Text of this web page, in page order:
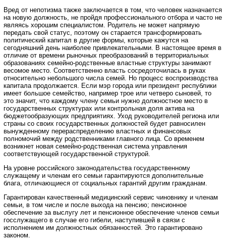
Вред от непотизма также заключается в том, что человек назначается
на новую должность, не пройдя профессионального отбора и часто не
являясь хорошим специалистом. Родитель не может напрямую
передать свой статус, поэтому он старается трансформировать
политический капитал в другие формы, которые кажутся на
сегодняшний день наиболее привлекательными. В настоящее время в
отличие от времени рыночных преобразований в территориальных
образованиях семейно-родственные властные структуры занимают
весомое место. Соответственно власть сосредоточилась в руках
относительно небольшого числа семей. Но процесс воспроизводства
капитала продолжается. Если мэр города или президент республики
имеет большое семейство, например трое или четверо сыновей, то
это значит, что каждому члену семьи нужно должностное место в
государственных структурах или контрольная доля актива на
бюджетообразующих предприятиях. Уход руководителей региона или
страны со своих государственных должностей будет равносилен
вынужденному перераспределению властных и финансовых
полномочий между родственниками главного лица. Со временем
возникнет новая семейно-родственная система управления
соответствующей государственной структурой.
На уровне российского законодательства государственному
служащему и членам его семьи гарантируются дополнительные
блага, отличающиеся от социальных гарантий другим гражданам.
Гарантирован качественный медицинский сервис чиновнику и членам
семьи, в том числе и после выхода на пенсию; пенсионное
обеспечение за выслугу лет и пенсионное обеспечение членов семьи
госслужащего в случае его гибели, наступившей в связи с
исполнением им должностных обязанностей. Это гарантировано
законом.